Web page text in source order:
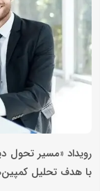
رویداد «مسیر تحول
با هدف تحلیل